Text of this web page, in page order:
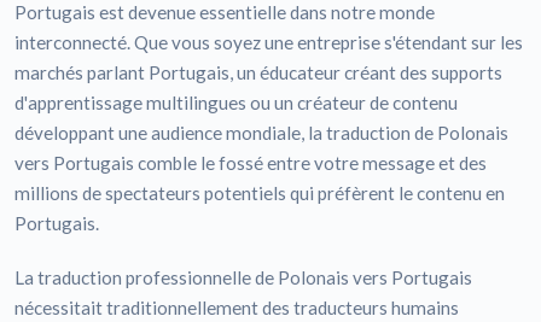
Portugais est devenue essentielle dans notre monde
interconnecté. Que vous soyez une entreprise s'étendant sur les
marchés parlant Portugais, un éducateur créant des supports
d'apprentissage multilingues ou un créateur de contenu
développant une audience mondiale, la traduction de Polonais
vers Portugais comble le fossé entre votre message et des
millions de spectateurs potentiels qui préfèrent le contenu en
Portugais.
La traduction professionnelle de Polonais vers Portugais
nécessitait traditionnellement des traducteurs humains